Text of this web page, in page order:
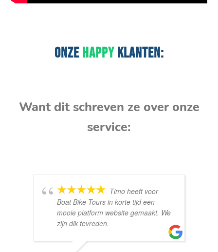
ONZEHAPPYKLANTEN:
Want dit schreven ze over onze
service:
Timo heeft voor
Boat Bike Tours in korte tijd een
mooie platform website gemaakt. We
zijn dik tevreden.